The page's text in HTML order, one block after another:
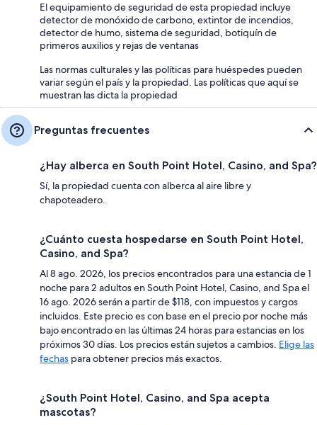
El equipamiento de seguridad de esta propiedad incluye
detector de monóxido de carbono, extintor de incendios,
detector de humo, sistema de seguridad, botiquín de
primeros auxilios y rejas de ventanas
Las normas culturales y las políticas para huéspedes pueden
variar según el país y la propiedad. Las políticas que aquí se
muestran las dicta la propiedad
Preguntas frecuentes
¿Hay alberca en South Point Hotel, Casino, and Spa?
Sí, la propiedad cuenta con alberca al aire libre y
chapoteadero.
¿Cuánto cuesta hospedarse en South Point Hotel,
Casino, and Spa?
Al 8 ago. 2026, los precios encontrados para una estancia de 1
noche para 2 adultos en South Point Hotel, Casino, and Spa el
16 ago. 2026 serán a partir de $118, con impuestos y cargos
incluidos. Este precio es con base en el precio por noche más
bajo encontrado en las últimas 24 horas para estancias en los
próximos 30 días. Los precios están sujetos a cambios. Elige las
fechas para obtener precios más exactos.
¿South Point Hotel, Casino, and Spa acepta
mascotas?